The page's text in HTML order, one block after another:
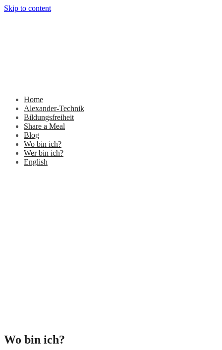
Skip to content
Home
Alexander-Technik
Bildungsfreiheit
Share a Meal
Blog
Wo bin ich?
Wer bin ich?
English
Wo bin ich?